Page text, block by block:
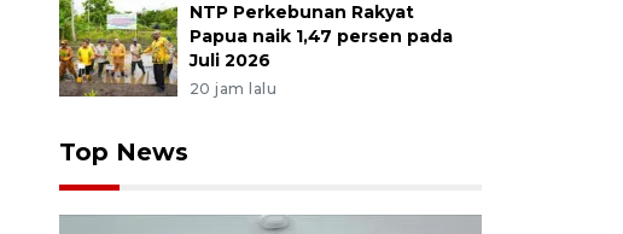
NTP Perkebunan Rakyat
Papua naik 1,47 persen pada
Juli 2026
20 jam lalu
Top News